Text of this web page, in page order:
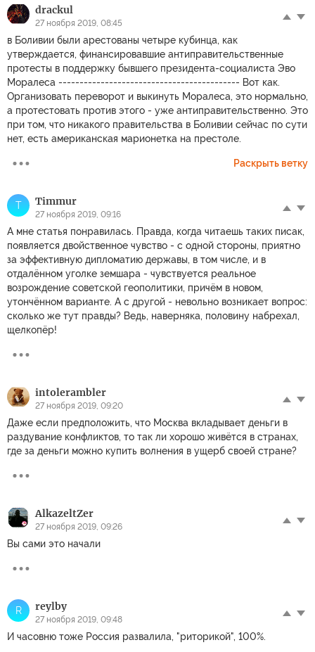
drackul
27 ноября 2019, 08:45
в Боливии были арестованы четыре кубинца, как
утверждается, финансировавшие антиправительственные
протесты в поддержку бывшего президента-социалиста Эво
Моралеса ------------------------------------------- Вот как.
Организовать переворот и выкинуть Моралеса, это нормально,
а протестовать против этого - уже антиправительственно. Это
при том, что никакого правительства в Боливии сейчас по сути
нет, есть американская марионетка на престоле.
Раскрыть ветку
T Timmur
27 ноября 2019, 09:16
А мне статья понравилась. Правда, когда читаешь таких писак,
появляется двойственное чувство - с одной стороны, приятно
за эффективную дипломатию державы, в том числе, и в
отдалённом уголке земшара - чувствуется реальное
возрождение советской геополитики, причём в новом,
утончённом варианте. А с другой - невольно возникает вопрос:
сколько же тут правды? Ведь, наверняка, половину набрехал,
щелкопёр!
intolerambler
27 ноября 2019, 09:20
Даже если предположить, что Москва вкладывает деньги в
раздувание конфликтов, то так ли хорошо живётся в странах,
где за деньги можно купить волнения в ущерб своей стране?
AlkazeltZer
27 ноября 2019, 09:26
Вы сами это начали
R reylby
27 ноября 2019, 09:48
И часовню тоже Россия развалила, "риторикой", 100%.